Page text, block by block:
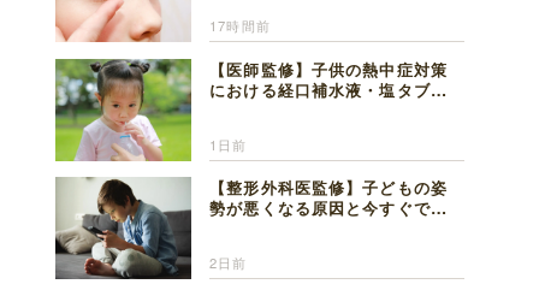
17時間前
【医師監修】子供の熱中症対策
における経口補水液・塩タブレ
1日前
【整形外科医監修】子どもの姿
勢が悪くなる原因と今すぐでき
2日前